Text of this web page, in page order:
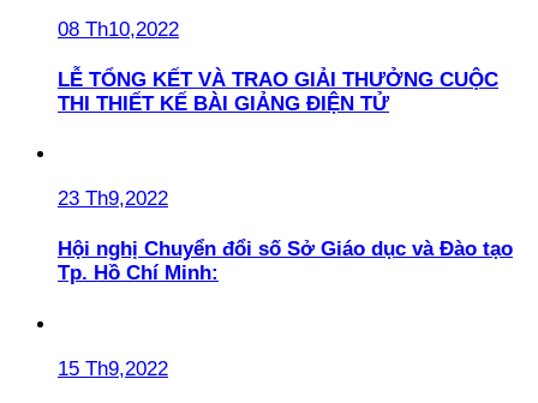
08 Th10,2022
LỄ TỔNG KẾT VÀ TRAO GIẢI THƯỞNG CUỘC
THI THIẾT KẾ BÀI GIẢNG ĐIỆN TỬ
23 Th9,2022
Hội nghị Chuyển đổi số Sở Giáo dục và Đào tạo
Tp. Hồ Chí Minh:
15 Th9,2022